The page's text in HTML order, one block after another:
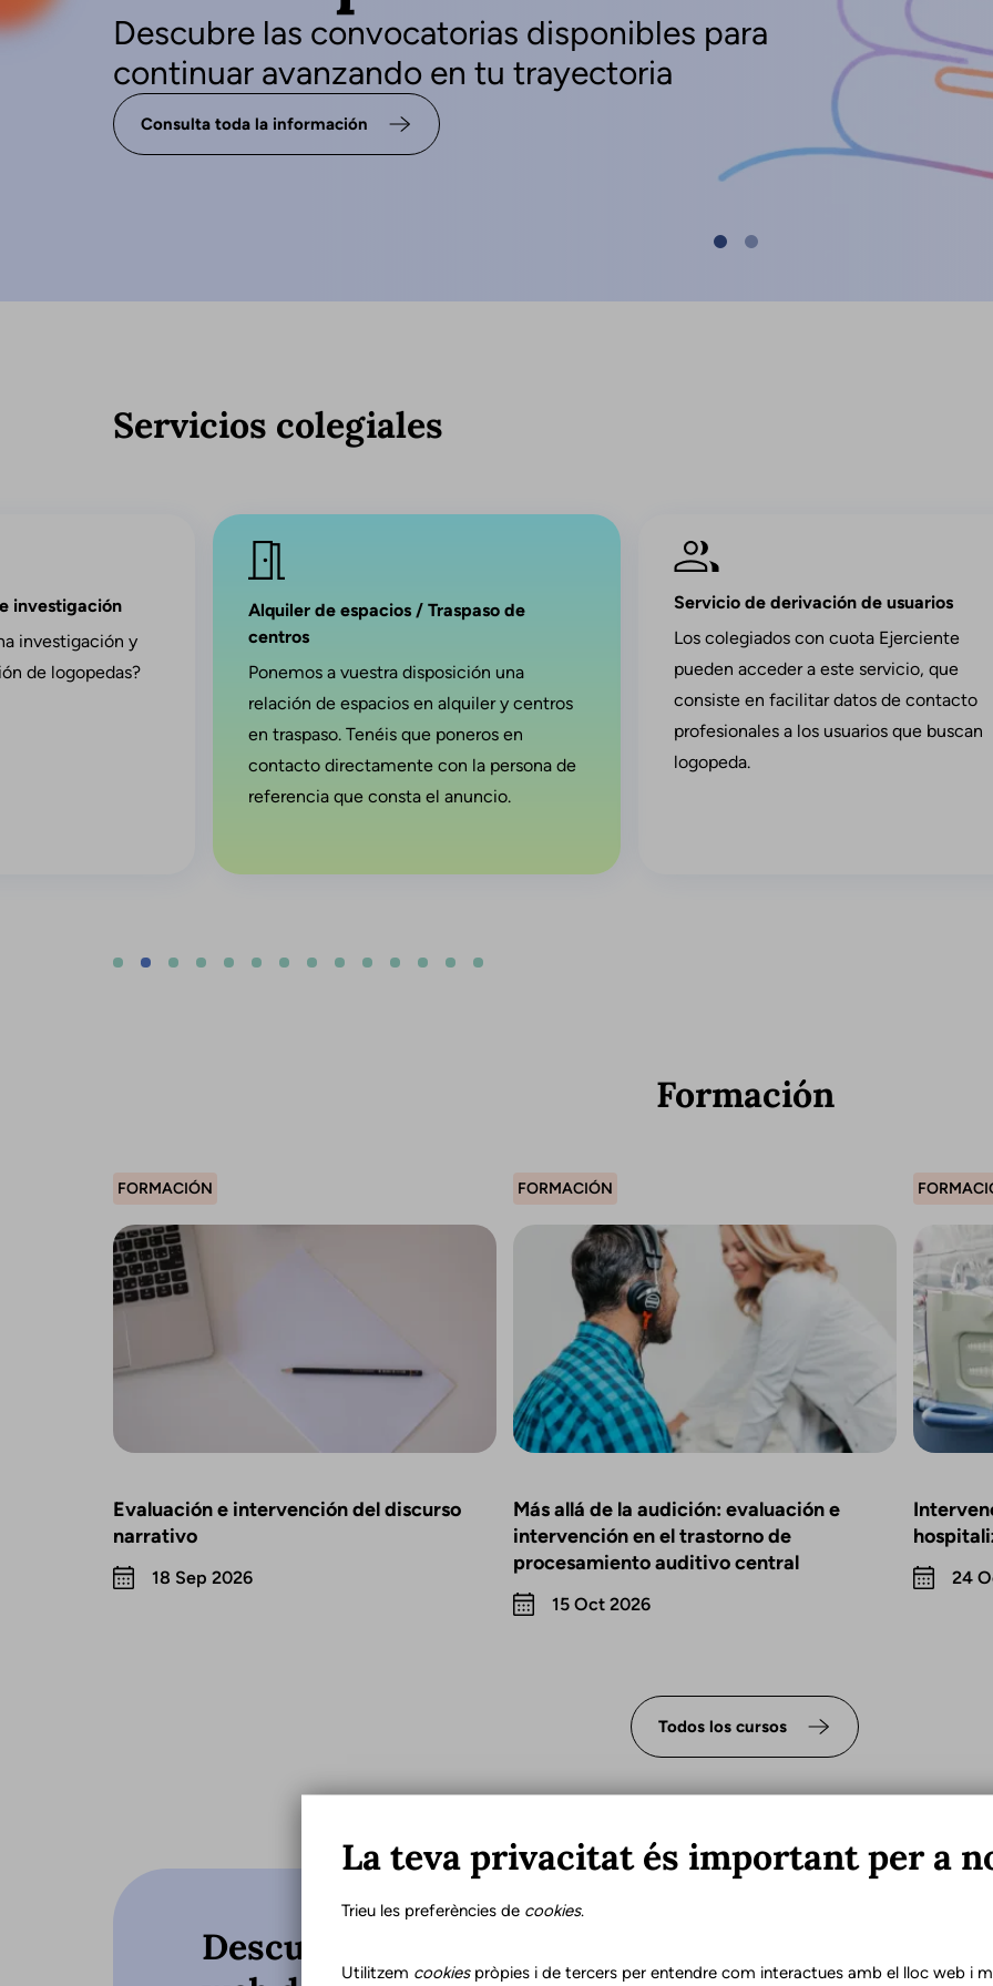
Descubre las convocatorias disponibles para
continuar avanzando en tu trayectoria
Consulta toda la información
Servicios colegiales
investigación
investigación y
de logopedas?
Imagen
Alquiler de espacios / Traspaso de
centros
Ponemos a vuestra disposición una
relación de espacios en alquiler y centros
en traspaso. Tenéis que poneros en
contacto directamente con la persona de
referencia que consta el anuncio.
Imagen
Servicio de derivación de usuarios
Los colegiados con cuota Ejerciente
pueden acceder a este servicio, que
consiste en facilitar datos de contacto
profesionales a los usuarios que buscan
logopeda.
Formación
FORMACIÓN
Evaluación e intervención del discurso
narrativo
18 Sep 2026
FORMACIÓN
Más allá de la audición: evaluación e
intervención en el trastorno de
procesamiento auditivo central
15 Oct 2026
24
Todos los cursos
Descubre qué hace un logopeda en la
La teva privacitat és important per a
Trieu les preferències de cookies.
Utilitzem cookiespròpies i de tercers per entendre com interactues amb el lloc web i